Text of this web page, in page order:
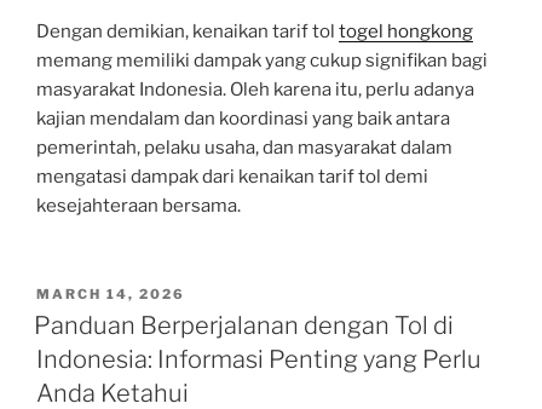
Dengan demikian, kenaikan tarif tol togel hongkong
memang memiliki dampak yang cukup signifikan bagi
masyarakat Indonesia. Oleh karena itu, perlu adanya
kajian mendalam dan koordinasi yang baik antara
pemerintah, pelaku usaha, dan masyarakat dalam
mengatasi dampak dari kenaikan tarif tol demi
kesejahteraan bersama.
POSTED
ON
MARCH 14, 2026
Panduan Berperjalanan dengan Tol di
Indonesia: Informasi Penting yang Perlu
Anda Ketahui